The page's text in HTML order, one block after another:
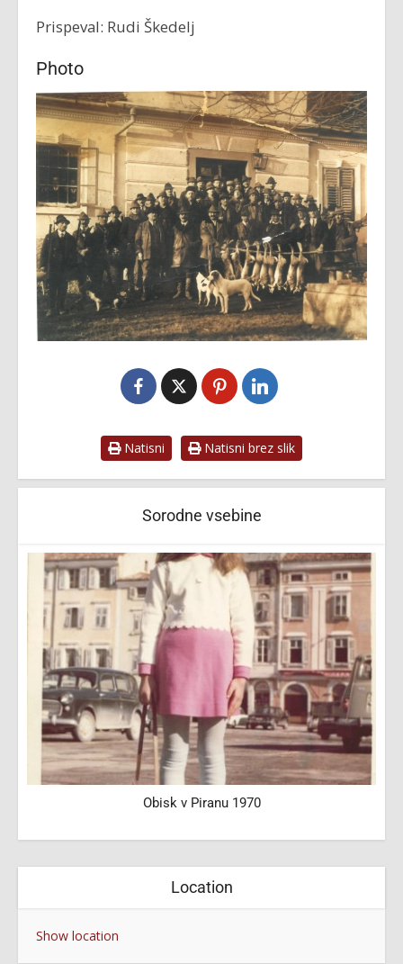
Prispeval: Rudi Škedelj
Photo
Natisni Natisni brez slik
Sorodne vsebine
Obisk v Piranu 1970
Location
Show location